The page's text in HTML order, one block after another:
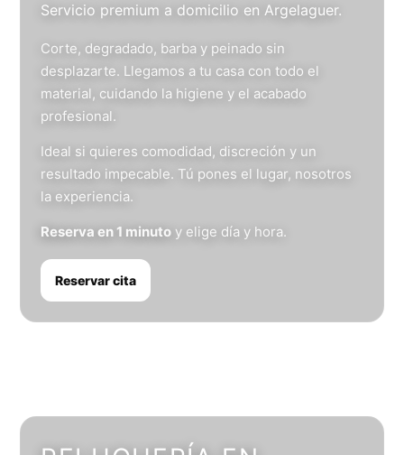
Servicio premium a domicilio en Argelaguer.
Corte, degradado, barba y peinado sin
desplazarte. Llegamos a tu casa con todo el
material, cuidando la higiene y el acabado
profesional.
Ideal si quieres comodidad, discreción y un
resultado impecable. Tú pones el lugar, nosotros
la experiencia.
Reserva en 1 minuto y elige día y hora.
Reservar cita